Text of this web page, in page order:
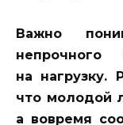
Важно
на нагрузку.
что молодой
а вовремя